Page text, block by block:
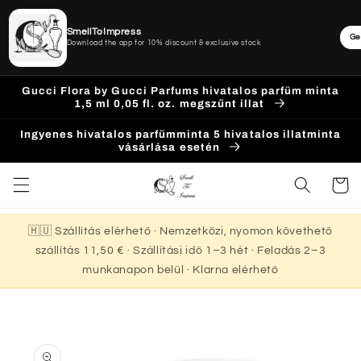
Ugrás a
tartalomhoz
Gucci Flora by Gucci Parfums hivatalos parfüm minta
1,5 ml 0,05 fl. oz. megszűnt illat
Ingyenes hivatalos parfümminta 5 hivatalos illatminta
vásárlása esetén
Kosár
🇭🇺 Szállítás elérhető · Nemzetközi, nyomon követhető
szállítás 11,50 € · Szállítási idő 1–3 hét · Feladás 2–3
munkanapon belül · Klarna elérhető
a
SmellToImpress
Download the app for 10% discount & exclusive stock